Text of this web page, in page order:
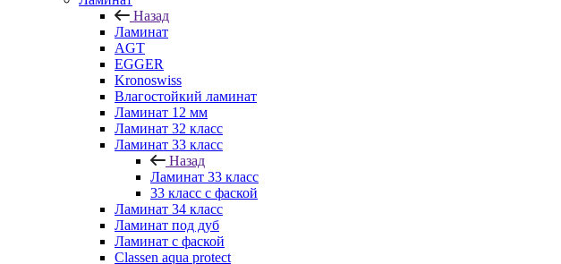
Назад
Ламинат
AGT
EGGER
Kronoswiss
Влагостойкий ламинат
Ламинат 12 мм
Ламинат 32 класс
Ламинат 33 класс
Назад
Ламинат 33 класс
33 класс с фаской
Ламинат 34 класс
Ламинат под дуб
Ламинат с фаской
Classen aqua protect